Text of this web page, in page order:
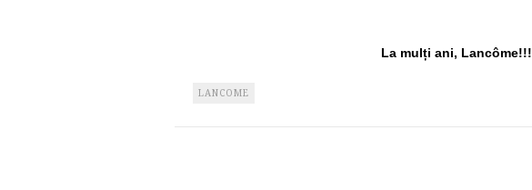
La mulți ani, Lancôme!!!
LANCOME